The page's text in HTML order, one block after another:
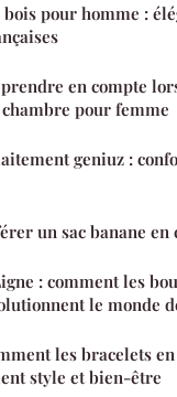
pour homme :
en compte
pour femme
geniuz :
un sac banane en
: comment les
le monde
les bracelets
style et bien-être